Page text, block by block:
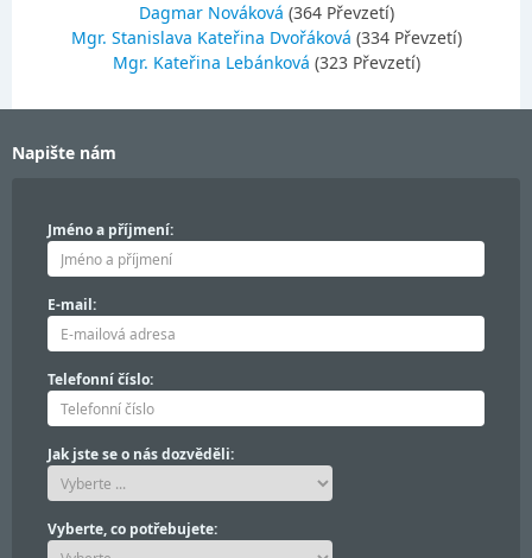
Dagmar Nováková (364 Převzetí)
Mgr. Stanislava Kateřina Dvořáková (334 Převzetí)
Mgr. Kateřina Lebánková (323 Převzetí)
Napište nám
Jméno a příjmení:
E-mail:
Telefonní číslo:
Jak jste se o nás dozvěděli:
Vyberte, co potřebujete: